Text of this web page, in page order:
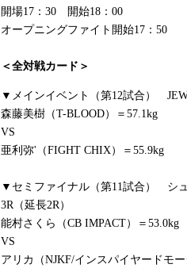
開場17：30 開始18：00
オープニングファイト開始17：50
＜全対戦カード＞
▼メインイベント（第12試合）
森藤美樹（T-BLOOD）＝57.1kg
VS
亜利弥'（FIGHT CHIX）＝55.9kg
▼セミファイナル（第11試合） シ
3R（延長2R）
能村さくら（CB IMPACT）＝53.0kg
VS
アリカ（NJKF/インスパイヤードモ